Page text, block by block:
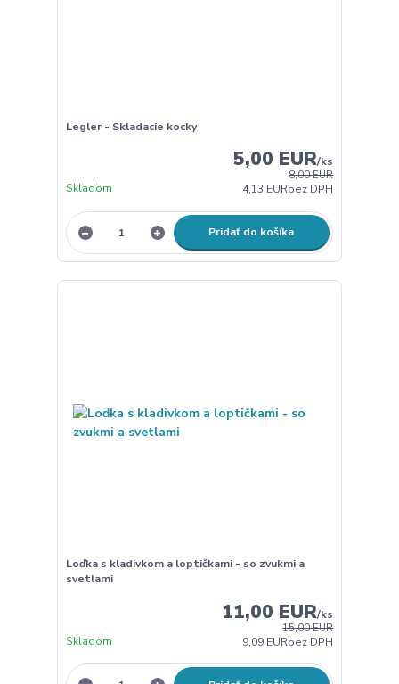
Legler - Skladacie kocky
8,00 EUR
5,00 EUR/ks
4,13 EURbez DPH
Skladom
Pridať do košíka
Loďka s kladivkom a loptičkami - so zvukmi a
svetlami
15,00 EUR
11,00 EUR/ks
9,09 EURbez DPH
Skladom